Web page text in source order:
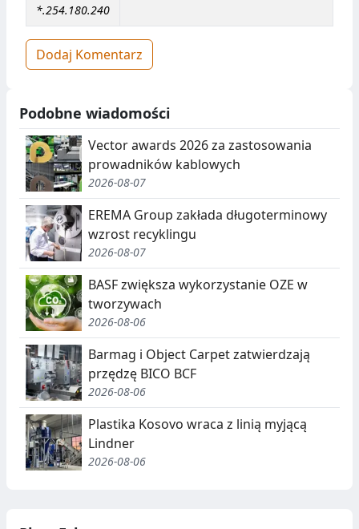
*.254.180.240
Dodaj Komentarz
Podobne wiadomości
Vector awards 2026 za zastosowania
prowadników kablowych
2026-08-07
EREMA Group zakłada długoterminowy
wzrost recyklingu
2026-08-07
BASF zwiększa wykorzystanie OZE w
tworzywach
2026-08-06
Barmag i Object Carpet zatwierdzają
przędzę BICO BCF
2026-08-06
Plastika Kosovo wraca z linią myjącą
Lindner
2026-08-06